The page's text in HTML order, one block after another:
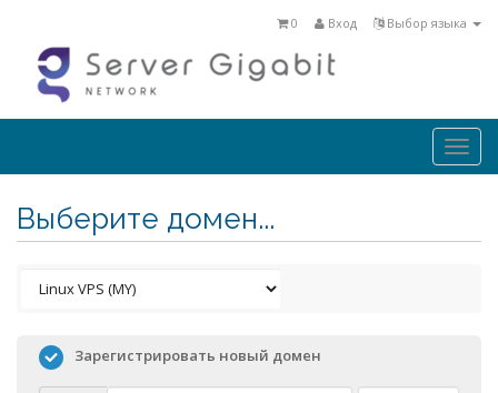
Выбор языка
Вход
0
Выберите домен...
Зарегистрировать новый домен